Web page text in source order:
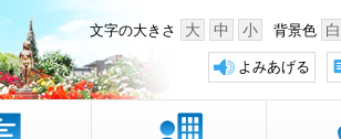
」のふるさと 背景色 白
文字の大きさ 大 中 小
よみあげる